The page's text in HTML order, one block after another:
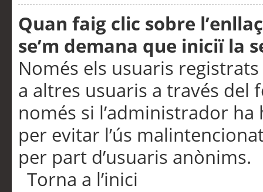
Quan faig clic sobre
se’m demana que iniciï la
Només els usuaris
a altres usuaris a través
només si l’administrador
per evitar l’ús
per part d’usuaris anònims.
Torna a l’inici